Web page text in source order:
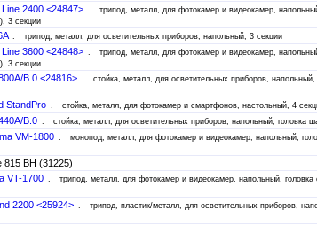
2400 <24847>
трипод, металл, для фотокамер и видеокамер,
3 секции
трипод, металл, для осветительных приборов, напольный, 3 секции
3600 <24848>
трипод, металл, для фотокамер и видеокамер,
3 секции
B.0 <24816>
стойка, металл, для осветительных приборов,
StandPro стойка, металл, для фотокамер и смартфонов, настольный, 4
B.0 стойка, металл, для осветительных приборов, напольный, головка
VM-1800
монопод, металл, для фотокамер и видеокамер, напольный,
815 BH (31225)
VT-1700
трипод, металл, для фотокамер и видеокамер, напольный, головка
2200 <25924>
трипод, пластик/металл, для осветительных приборов,